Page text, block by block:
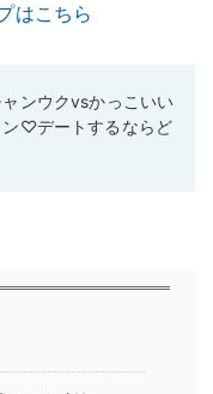
はこちら
ンウクvsかっこいい
♡デートするならど